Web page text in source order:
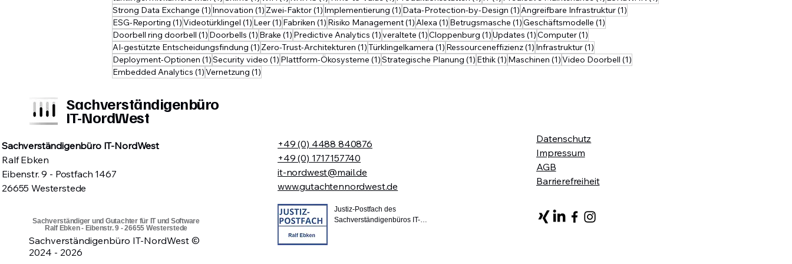
Kundenzufriedenheit erhöhen: Hochwertige Software, die den Anforderungen der Benutzer entspricht, führt
zu Akzeptanz. Ralf Ebken Sachverständigenbüro IT-NordWest © 2024 - 2025
Strong Data Exchange (1) 1 Beitrag
Innovation (1) 1 Beitrag
Zwei-Faktor(1) 1 Beitrag
Implementierung (1) 1 Beitrag
Data-Protection-by-Design (1) 1 Beitrag
Angreifbare Infrastruktur(1)
ESG-Reporting (1)1 Beitrag
Videotürklingel (1) 1 Beitrag
Leer(1) 1 Beitrag
Fabriken (1) 1 Beitrag
Risiko Management(1) 1 Beitrag
Alexa (1) 1 Beitrag
Betrugsmasche (1)1 Beitrag
Geschäftsmodelle (1)
Doorbell ring doorbell (1) 1 Beitrag
Doorbells (1) 1 Beitrag
Brake (1) 1 Beitrag
Predictive Analytics (1)1 Beitrag
veraltete (1)1 Beitrag
Cloppenburg (1)1 Beitrag
Updates (1)1 Beitrag
Computer(1)
AI-gestützte Entscheidungsfindung (1) 1 Beitrag
Zero-Trust-Architekturen (1)1 Beitrag
Türklingelkamera (1) 1 Beitrag
Ressourceneffizienz(1) 1 Beitrag
Infrastruktur(1)
Deployment-Optionen (1)1 Beitrag
Security video (1) 1 Beitrag
Plattform-Ökosysteme (1)1 Beitrag
Strategische Planung (1) 1 Beitrag
Ethik(1) 1 Beitrag
Maschinen (1)1 Beitrag
Video Doorbell (1)
Embedded Analytics (1)1 Beitrag
Vernetzung (1)
Sachverständigenbüro
IT-NordWest
Sachverständiger und Gutachter für IT und Software
Ralf Ebken - Eibenstr. 9 - 26655 Westerstede
Sachverständigenbüro IT-NordWest ©
2024 - 2026
+49 (0) 4488 840876
+49 (0) 1717157740
it-nordwest@mail.de
www.gutachtennordwest.de
Justiz-Postfach des
Sachverständigenbüros IT-
Datenschutz
Impressum
AGB
Barrierefreiheit
Sachverständigenbüro IT-NordWest
Ralf Ebken
Eibenstr. 9 - Postfach 1467
26655 Westerstede